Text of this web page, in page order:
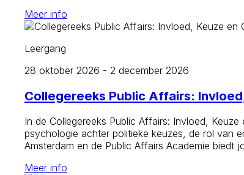
Meer info
Leergang
28 oktober 2026 - 2 december 2026
Collegereeks Public Affairs:
In de Collegereeks Public Affairs: Invloed,
psychologie achter politieke keuzes, de rol van
Amsterdam en de Public Affairs Academie
Meer info